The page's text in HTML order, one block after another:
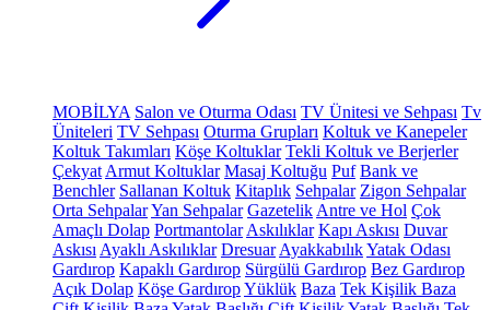
MOBİLYA Salon ve Oturma Odası TV Ünitesi ve Sehpası Tv
Üniteleri TV Sehpası Oturma Grupları Koltuk ve Kanepeler
Koltuk Takımları Köşe Koltuklar Tekli Koltuk ve Berjerler
Çekyat Armut Koltuklar Masaj Koltuğu Puf Bank ve
Benchler Sallanan Koltuk Kitaplık Sehpalar Zigon Sehpalar
Orta SehpalarYan Sehpalar Gazetelik Antre ve Hol Çok
Amaçlı Dolap Portmantolar Askılıklar Kapı Askısı Duvar
Askısı Ayaklı Askılıklar Dresuar AyakkabılıkYatak Odası
Gardırop Kapaklı Gardırop Sürgülü Gardırop Bez Gardırop
Açık Dolap Köşe GardıropYüklük Baza Tek Kişilik Baza